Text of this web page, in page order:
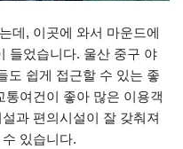
데, 이곳에 와서 마운드에
들었습니다. 울산 중구 야
도 쉽게 접근할 수 있는 좋
여건이 좋아 많은 이용객
과 편의시설이 잘 갖춰져
있습니다.